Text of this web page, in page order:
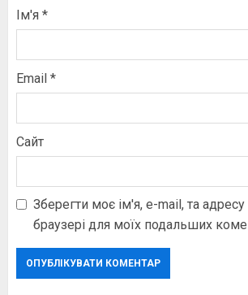
Ім'я *
Email *
Сайт
Зберегти моє ім'я, e-mail, та
браузері для моїх подальших